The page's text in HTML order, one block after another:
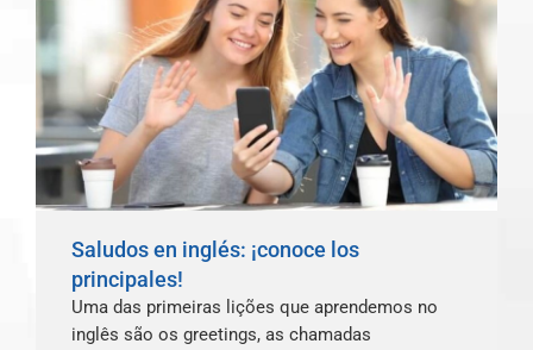
Saludos en inglés: ¡conoce los
principales!
Uma das primeiras lições que aprendemos no
inglês são os greetings, as chamadas